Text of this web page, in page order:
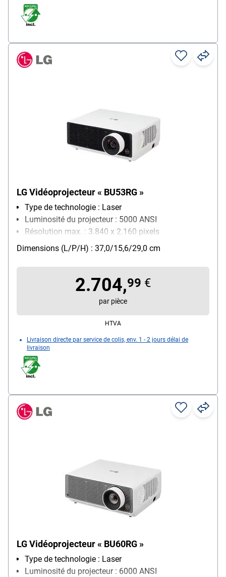
LG Vidéoprojecteur « BU53RG »
Type de technologie : Laser
Luminosité du projecteur : 5000 ANSI
Résolution max. : 3.840 x 2.160 pixels
Particularités : couleurs paraissent plus éclatantes
et plus fidèles à la réalité
réseau : LAN
Dimensions (L/P/H) : 37,0/15,6/29,0 cm
2.704,99 €
par pièce
HTVA
Livraison directe par service de colis, env. 1 - 2 jours délai de
livraison
LG Vidéoprojecteur « BU60RG »
Type de technologie : Laser
Luminosité du projecteur : 6000 ANSI